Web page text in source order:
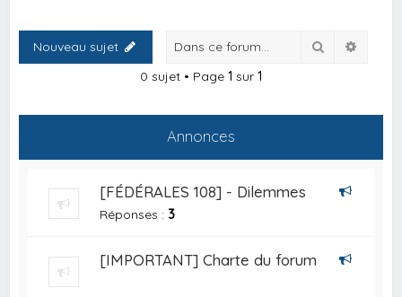
Nouveau sujet Rechercher
0 sujet • Page 1 sur 1
Annonces
[FÉDÉRALES 108] - Dilemmes
Réponses : 3
[IMPORTANT] Charte du forum